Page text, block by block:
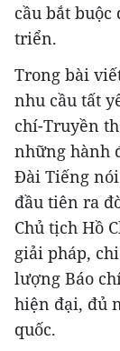
cầu bắt buộc
triển.
Trong bài
nhu cầu tất
chí-Truyền
những hành
Đài Tiếng
đầu tiên ra
Chủ tịch Hồ
giải pháp,
lượng Báo
hiện đại, đủ
quốc.